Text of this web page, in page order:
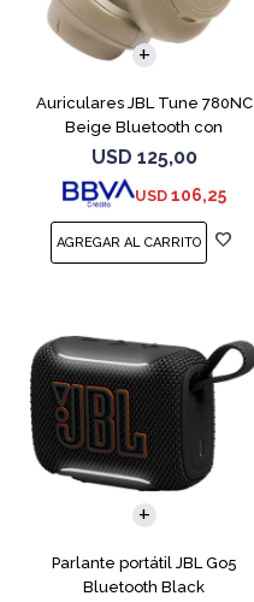
Auriculares JBL Tune 780NC
Beige Bluetooth con
Micrófono
USD 125,00
USD 106,25
Parlante portátil JBL Go5
Bluetooth Black